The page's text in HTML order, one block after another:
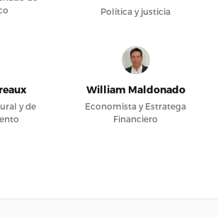
Política y justicia
y de
William Maldonado
Economista y Estratega
Financiero